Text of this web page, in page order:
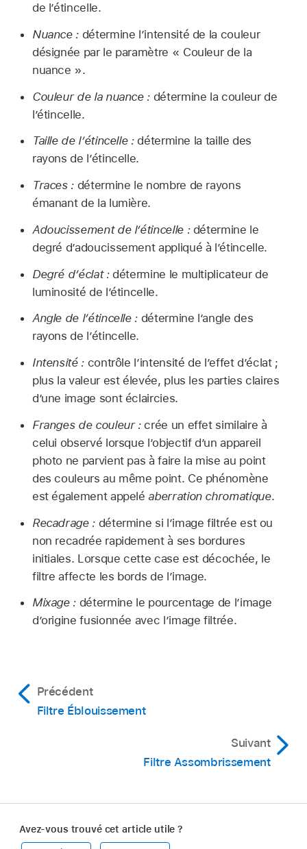
de l’étincelle.
Nuance : détermine l’intensité de la couleur
désignée par le paramètre « Couleur de la
nuance ».
Couleur de la nuance : détermine la couleur de
l’étincelle.
Taille de l’étincelle :détermine la taille des
rayons de l’étincelle.
Traces : détermine le nombre de rayons
émanant de la lumière.
Adoucissement de l’étincelle :détermine le
degré d’adoucissement appliqué à l’étincelle.
Degré d’éclat :détermine le multiplicateur de
luminosité de l’étincelle.
Angle de l’étincelle : détermine l’angle des
rayons de l’étincelle.
Intensité :contrôle l’intensité de l’effet d’éclat ;
plus la valeur est élevée, plus les parties claires
d’une image sont éclaircies.
Franges de couleur :crée un effet similaire à
celui observé lorsque l’objectif d’un appareil
photo ne parvient pas à faire la mise au point
des couleurs au même point. Ce phénomène
est également appelé aberration chromatique.
Recadrage :détermine si l’image filtrée est ou
non recadrée rapidement à ses bordures
initiales. Lorsque cette case est décochée, le
filtre affecte les bords de lʼimage.
Mixage : détermine le pourcentage de l’image
d’origine fusionnée avec l’image filtrée.
Précédent
Filtre Éblouissement
Suivant
Filtre Assombrissement
Avez-vous trouvé cet article utile ?